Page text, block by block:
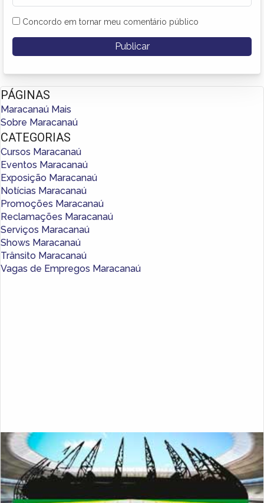
Concordo em tornar meu comentário público
PÁGINAS
Maracanaú Mais
Sobre Maracanaú
CATEGORIAS
Cursos Maracanaú
Eventos Maracanaú
Exposição Maracanaú
Notícias Maracanaú
Promoções Maracanaú
Reclamações Maracanaú
Serviços Maracanaú
Shows Maracanaú
Trânsito Maracanaú
Vagas de Empregos Maracanaú